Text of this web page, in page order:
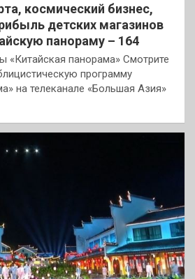
космический бизнес,
детских магазинов
панораму – 164
«Китайская панорама» Смотрите
программу
на телеканале «Большая Азия»